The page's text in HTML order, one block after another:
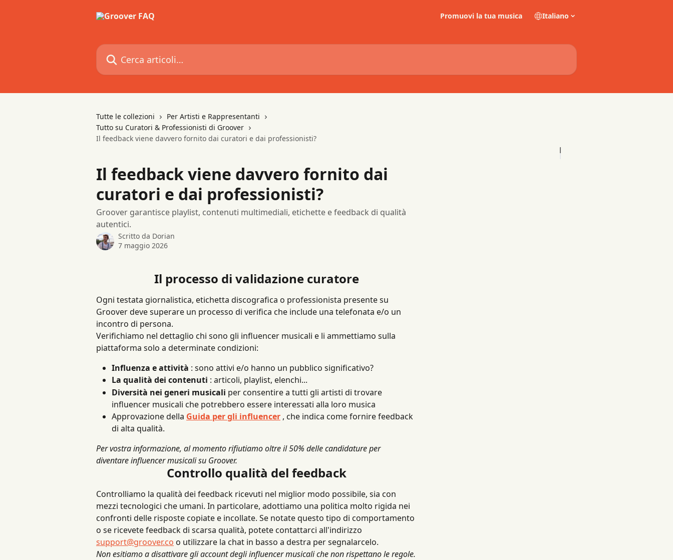
Promuovi la tua musica Italiano
Cerca articoli…
Tutte le collezioni
Per Artisti e Rappresentanti
Tutto su Curatori & Professionisti di Groover
Il feedback viene davvero fornito dai curatori e dai professionisti?
Il feedback viene davvero fornito dai
curatori e dai professionisti?
Groover garantisce playlist, contenuti multimediali, etichette e feedback di qualità
autentici.
Scritto da Dorian
7 maggio 2026
Il processo di validazione curatore
Ogni testata giornalistica, etichetta discografica o professionista presente su
Groover deve superare un processo di verifica che include una telefonata e/o un
incontro di persona.
Verifichiamo nel dettaglio chi sono gli influencer musicali e li ammettiamo sulla
piattaforma solo a determinate condizioni:
Influenza e attività : sono attivi e/o hanno un pubblico significativo?
La qualità dei contenuti : articoli, playlist, elenchi...
Diversità nei generi musicali per consentire a tutti gli artisti di trovare
influencer musicali che potrebbero essere interessati alla loro musica
Approvazione della Guida per gli influencer , che indica come fornire feedback
di alta qualità.
Per vostra informazione, al momento rifiutiamo oltre il 50% delle candidature per
diventare influencer musicali su Groover.
Controllo qualità del feedback
Controlliamo la qualità dei feedback ricevuti nel miglior modo possibile, sia con
mezzi tecnologici che umani. In particolare, adottiamo una politica molto rigida nei
confronti delle risposte copiate e incollate. Se notate questo tipo di comportamento
o se ricevete feedback di scarsa qualità, potete contattarci all'indirizzo
support@groover.co o utilizzare la chat in basso a destra per segnalarcelo.
Non esitiamo a disattivare gli account degli influencer musicali che non rispettano le regole.